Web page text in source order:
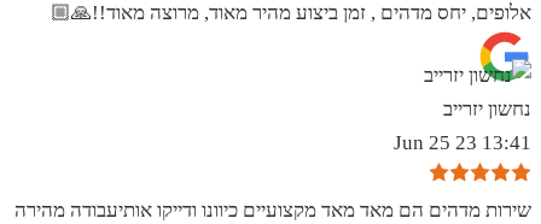
אלופים, יחס מדהים , זמן ביצוע מהיר מאוד, מרוצה מאוד!!🙏🏼
נחשון יזרייב
13:41 23 Jun 25
שירות מדהים הם מאד מאד מקצועיים כיוונו ודייקו אותיעבודה מהירה